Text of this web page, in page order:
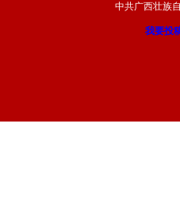
中共广西壮族
我要投